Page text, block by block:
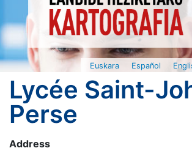
Euskara Español
Lycée Saint-
Perse
Address